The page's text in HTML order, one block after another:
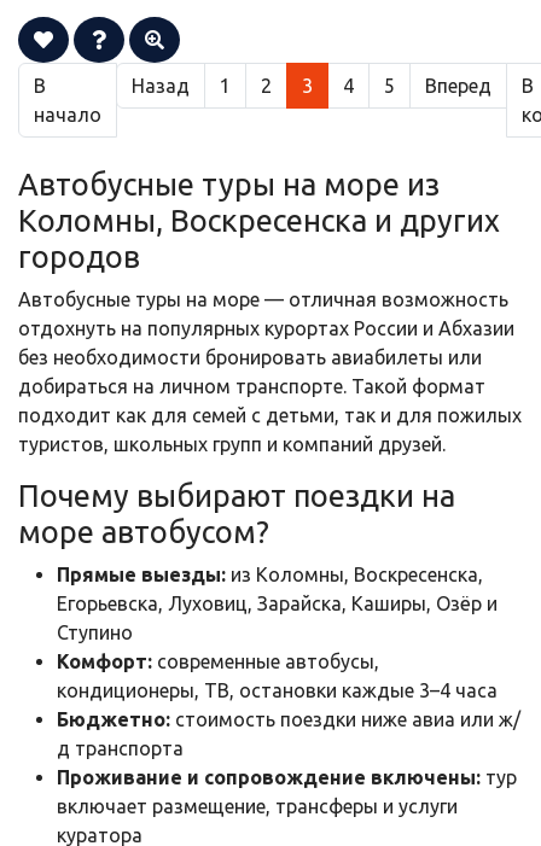
В
начало
Назад 1 2 3 4 5 Вперед
В
Автобусные туры на море из
Коломны, Воскресенска и других
городов
Автобусные туры на море — отличная возможность
отдохнуть на популярных курортах России и Абхазии
без необходимости бронировать авиабилеты или
добираться на личном транспорте. Такой формат
подходит как для семей с детьми, так и для пожилых
туристов, школьных групп и компаний друзей.
Почему выбирают поездки на
море автобусом?
Прямые выезды: из Коломны, Воскресенска,
Егорьевска, Луховиц, Зарайска, Каширы, Озёр и
Ступино
Комфорт: современные автобусы,
кондиционеры, ТВ, остановки каждые 3–4 часа
Бюджетно: стоимость поездки ниже авиа или ж/
д транспорта
Проживание и сопровождение включены: тур
включает размещение, трансферы и услуги
куратора